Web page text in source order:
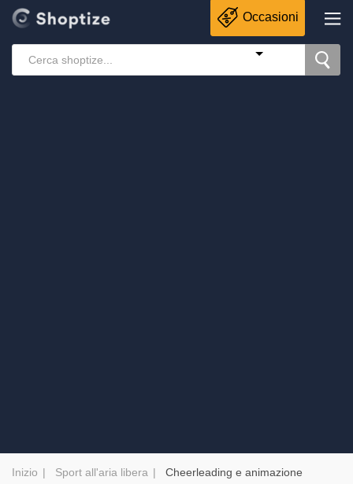
Occasioni
Inizio Sport all'aria libera Cheerleading e animazione